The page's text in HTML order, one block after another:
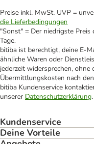
Preise inkl. MwSt. UVP =
die Lieferbedingungen
"Sonst" = Der niedrigste
Tage.
bitiba ist berechtigt, deine E-
ähnliche Waren oder
jederzeit widersprechen,
Übermittlungskosten nach
bitiba Kundenservice
unserer Datenschutzerklärung.
Kundenservice
Deine Vorteile